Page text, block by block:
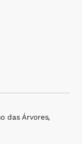
das Árvores,